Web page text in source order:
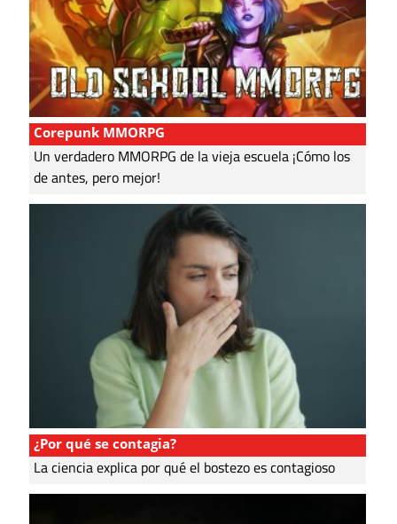
Corepunk MMORPG
Un verdadero MMORPG de la vieja escuela ¡Cómo los
de antes, pero mejor!
¿Por qué se contagia?
La ciencia explica por qué el bostezo es contagioso